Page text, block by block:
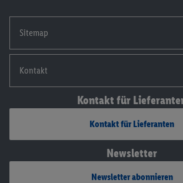
Sitemap
Kontakt
Kontakt für
Kontakt für Lieferanten
Newsletter
Newsletter abonnieren